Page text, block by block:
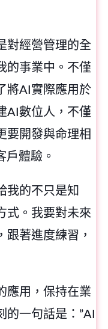
對經營管理的全
的事業中。不僅
將AI實際應用於
AI數位人，不僅
要開發與命理相
戶體驗。
我的不只是知
式。我要對未來
跟著進度練習，
應用，保持在業
一句話是：”AI